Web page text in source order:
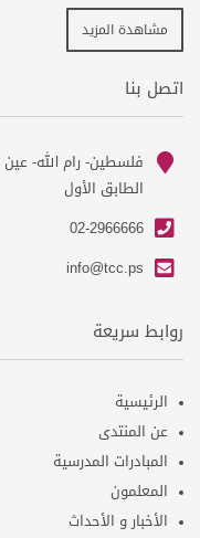
مشاهدة المزيد
اتصل بنا
فلسطين- رام الله-
الطابق الأول
02-2966666
info@tcc.ps
روابط سريعة
الرئيسية
عن المنتدى
المبادرات المدرسية
المعلمون
الأخبار و الأحداث